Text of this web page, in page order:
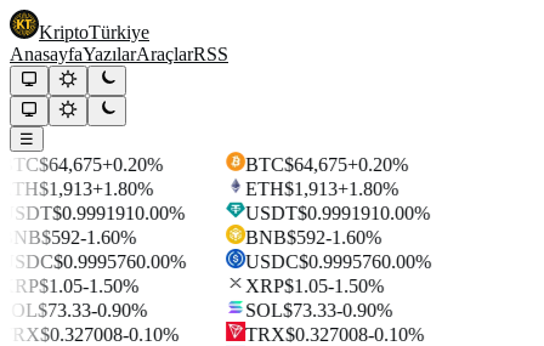
KriptoTürkiye
AnasayfaYazılarAraçlarRSS
☰
$64,675+0.20%
$1,913+1.80%
$0.9991910.00%
$592-1.60%
$0.9995760.00%
$1.05-1.50%
$73.33-0.90%
$0.327008-0.10%
BTC$64,675+0.20%
ETH$1,913+1.80%
USDT$0.9991910.00%
BNB$592-1.60%
USDC$0.9995760.00%
XRP$1.05-1.50%
SOL$73.33-0.90%
TRX$0.327008-0.10%